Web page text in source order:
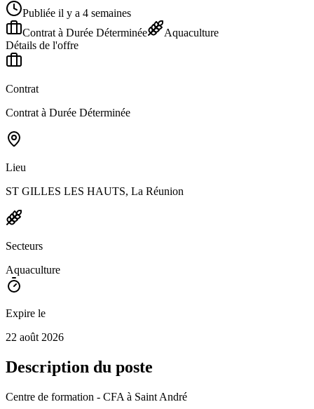
Publiée il y a 4 semaines
Contrat à Durée Déterminée
Aquaculture
Détails de l'offre
Contrat
Contrat à Durée Déterminée
Lieu
ST GILLES LES HAUTS, La Réunion
Secteurs
Aquaculture
Expire le
22 août 2026
Description du poste
Centre de formation - CFA à Saint André